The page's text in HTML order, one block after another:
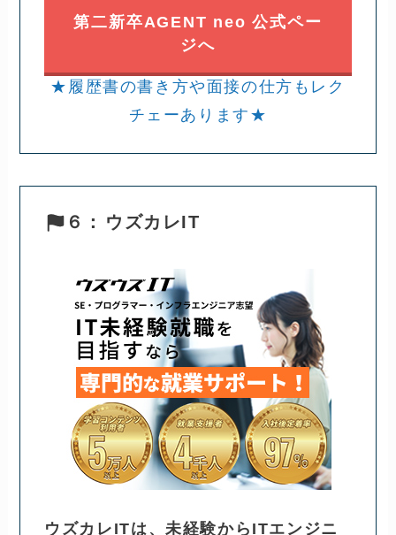
第二新卒AGENT neo 公式ペー
ジへ
★履歴書の書き方や面接の仕方もレク
チェーあります★
６： ウズカレIT
ウズカレITは、未経験からITエンジニ